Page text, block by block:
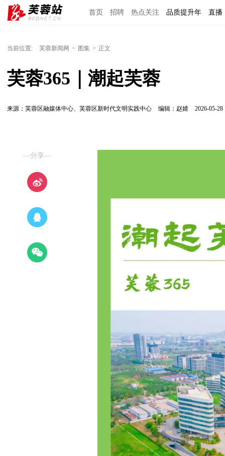
首页 招聘 热点关注 品质提升年 直播
当前位置: 芙蓉新闻网 > 图集 > 正文
芙蓉365｜潮起芙蓉
来源：芙蓉区融媒体中心、芙蓉区新时代文明实践中心 编辑：赵婧 2026-05-28
—分享—